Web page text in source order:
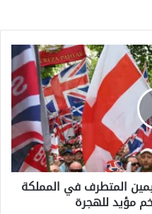
المتطرف في المملكة
مؤيد للهجرة